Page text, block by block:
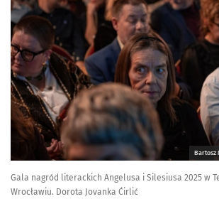
Bartosz
Gala nagród literackich Angelusa i Silesiusa 2025 w
Wrocławiu. Dorota Jovanka Ćirlić